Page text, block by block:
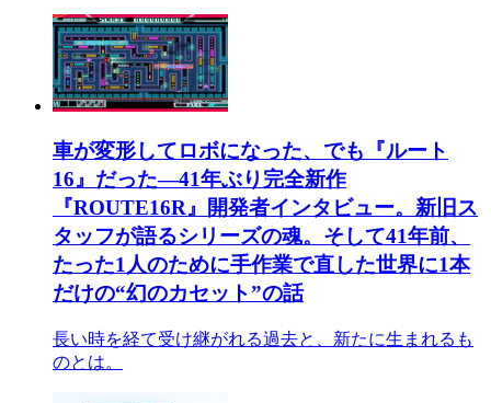
車が変形してロボになった、でも『ルート
16』だった―41年ぶり完全新作
『ROUTE16R』開発者インタビュー。新旧ス
タッフが語るシリーズの魂。そして41年前、
たった1人のために手作業で直した世界に1本
だけの“幻のカセット”の話
長い時を経て受け継がれる過去と、新たに生まれるも
のとは。